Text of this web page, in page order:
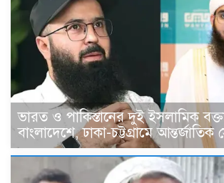
ভারত ও পাকিস্তানের দুই ইসলামিক
বাংলাদেশে, ঢাকা-চট্টগ্রামে আন্তর্জাতিক